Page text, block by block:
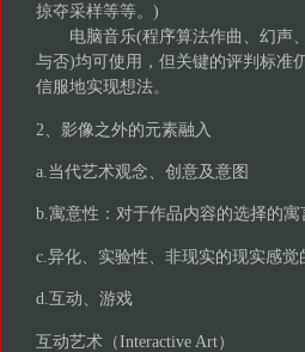
掠夺采样等等。)
电脑音乐(程序算法作曲、幻声、
与否)均可使用，但关键的评判标准
信服地实现想法。
2、影像之外的元素融入
a.当代艺术观念、创意及意图
b.寓意性：对于作品内容的选择的
c.异化、实验性、非现实的现实感觉
d.互动、游戏
互动艺术（Interactive Art）